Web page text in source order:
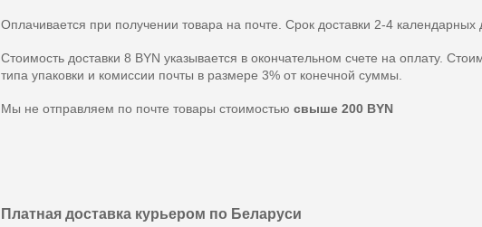
Оплачивается при получении товара на почте. Срок доставки 2-4 календарных
Стоимость доставки 8 BYN указывается в окончательном счете на оплату.
типа упаковки и комиссии почты в размере 3% от конечной суммы.
Мы не отправляем по почте товары стоимостью свыше 200 BYN
Платная доставка курьером по Беларуси